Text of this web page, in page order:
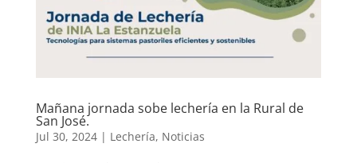
Mañana jornada sobe lechería en la Rural de
San José.
Jul 30, 2024| Lechería, Noticias